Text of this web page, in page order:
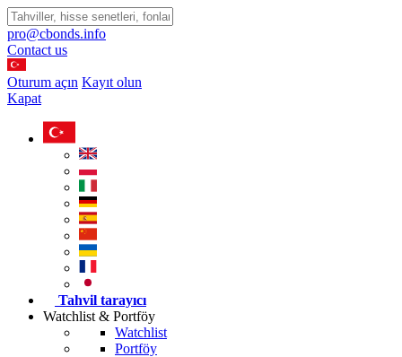
pro@cbonds.info
Contact us
Oturum açın Kayıt olun
Kapat
Tahvil tarayıcı
Watchlist & Portföy
Watchlist
Portföy